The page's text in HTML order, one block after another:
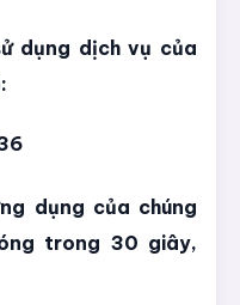
dụng dịch vụ của
dụng của chúng
trong 30 giây,